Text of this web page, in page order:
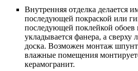
Внутренняя отделка делается
последующей покраской или
последующей поклейкой обоев
укладывается фанера, а сверху
доска. Возможен монтаж
влажные помещения
керамогранит.